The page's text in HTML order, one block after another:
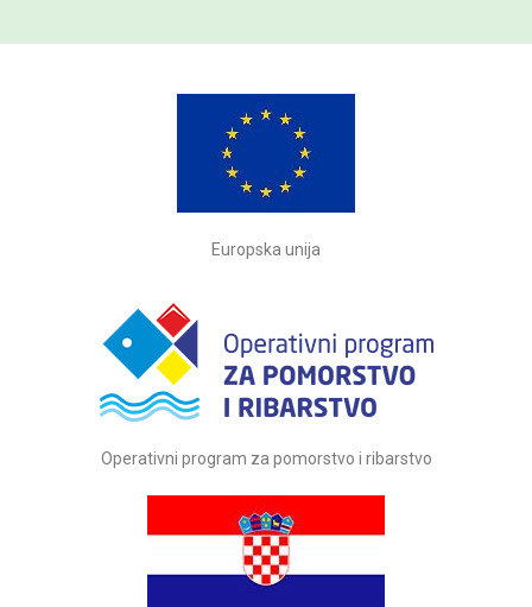
Europska unija
Operativni program za pomorstvo i ribarstvo